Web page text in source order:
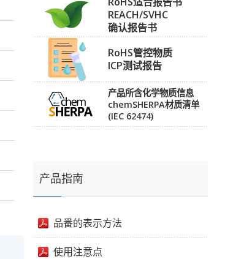
REACH/SVHC
确认报告书
RoHS管控物质
ICP测试报告
产品所含化学物质信息
chemSHERPA材质清单
(IEC 62474)
产品指南
品番的表示方法
使用注意点